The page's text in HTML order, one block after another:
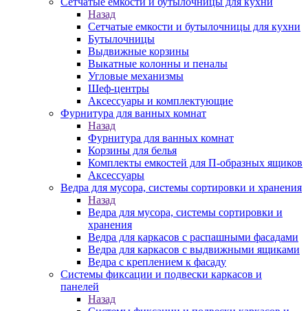
Назад
Сетчатые емкости и бутылочницы для кухни
Бутылочницы
Выдвижные корзины
Выкатные колонны и пеналы
Угловые механизмы
Шеф-центры
Аксессуары и комплектующие
Фурнитура для ванных комнат
Назад
Фурнитура для ванных комнат
Корзины для белья
Комплекты емкостей для П-образных ящиков
Аксессуары
Ведра для мусора, системы сортировки и хранения
Назад
Ведра для мусора, системы сортировки и
хранения
Ведра для каркасов с распашными фасадами
Ведра для каркасов с выдвижными ящиками
Ведра с креплением к фасаду
Системы фиксации и подвески каркасов и
панелей
Назад